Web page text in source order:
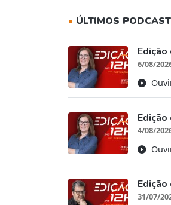
• ÚLTIMOS
Edição
6/08/
Edição
4/08/
Edição
31/07/